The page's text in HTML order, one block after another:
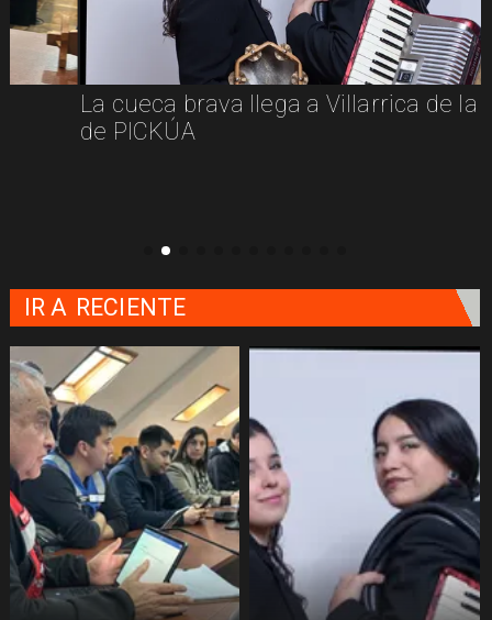
La cueca brava llega a Villarrica de la mano
de PICKÚA
IR A RECIENTE